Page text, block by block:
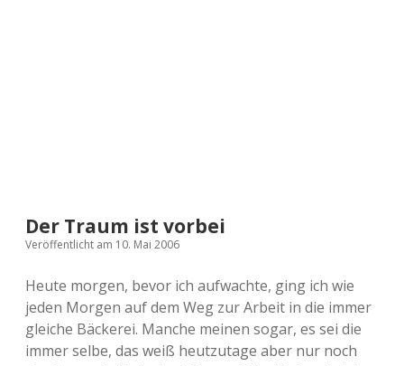
Der Traum ist vorbei
Veröffentlicht am 10. Mai 2006
Heute morgen, bevor ich aufwachte, ging ich wie
jeden Morgen auf dem Weg zur Arbeit in die immer
gleiche Bäckerei. Manche meinen sogar, es sei die
immer selbe, das weiß heutzutage aber nur noch